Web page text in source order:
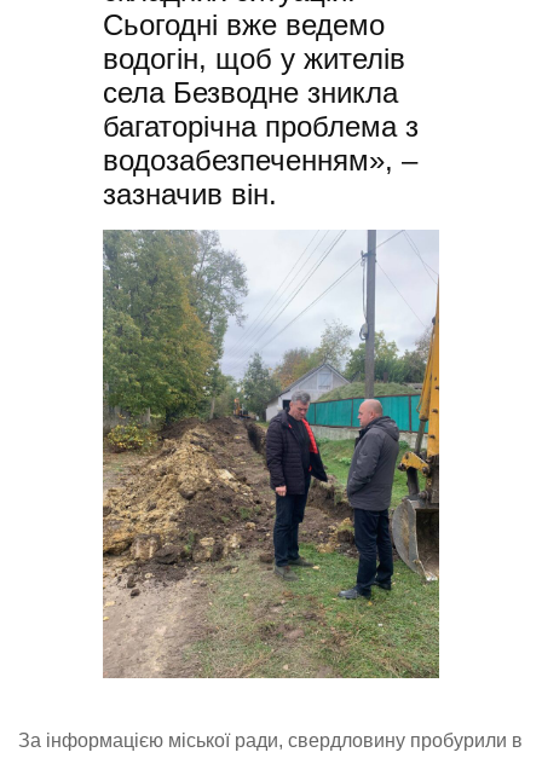
Сьогодні вже ведемо
водогін, щоб у жителів
села Безводне зникла
багаторічна проблема з
водозабезпеченням», –
зазначив він.
За інформацією міської ради, свердловину пробурили в